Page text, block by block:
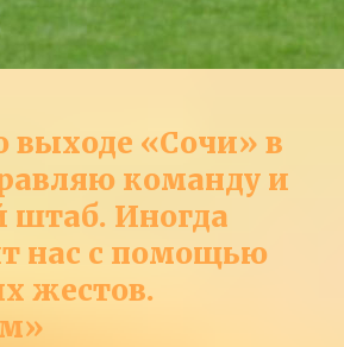
«Сочи» в
команду и
штаб. Иногда
нас с помощью
жестов.